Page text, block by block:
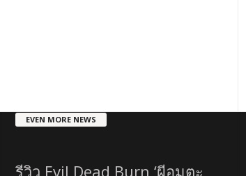
EVEN MORE NEWS
รีวิว Evil Dead Burn ‘ผีอมตะ